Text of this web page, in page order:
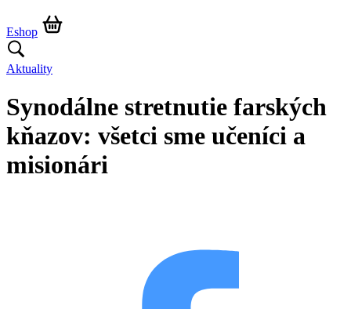
Eshop
Aktuality
Synodálne stretnutie farských
kňazov: všetci sme učeníci a
misionári